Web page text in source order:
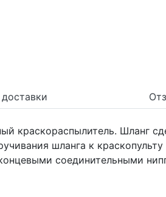
краскораспылитель. Шланг
шланга к краскопульту
соединительными